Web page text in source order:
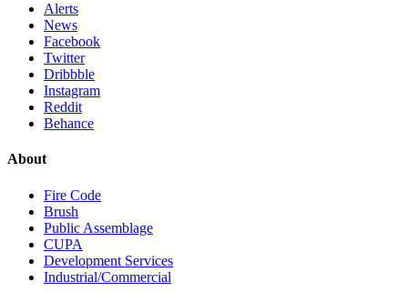
Alerts
News
Facebook
Twitter
Dribbble
Instagram
Reddit
Behance
About
Fire Code
Brush
Public Assemblage
CUPA
Development Services
Industrial/Commercial